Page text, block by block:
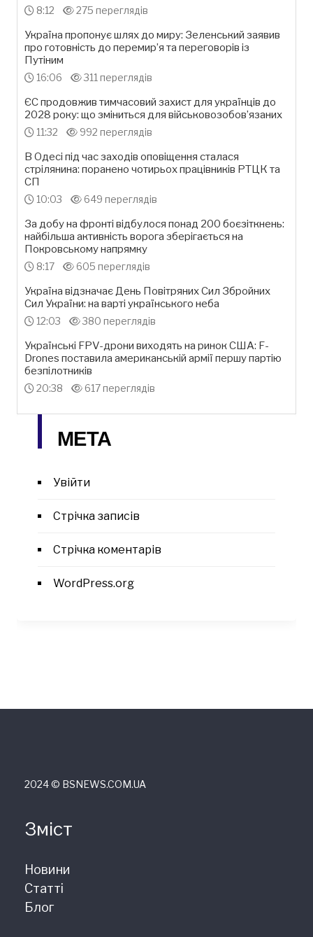
8:12 275 переглядів
Україна пропонує шлях до миру: Зеленський заявив
про готовність до перемир’я та переговорів із
Путіним
16:06 311 переглядів
ЄС продовжив тимчасовий захист для українців до
2028 року: що зміниться для військовозобов’язаних
11:32 992 переглядів
В Одесі під час заходів оповіщення сталася
стрілянина: поранено чотирьох працівників РТЦК та
СП
10:03 649 переглядів
За добу на фронті відбулося понад 200 боєзіткнень:
найбільша активність ворога зберігається на
Покровському напрямку
8:17 605 переглядів
Україна відзначає День Повітряних Сил Збройних
Сил України: на варті українського неба
12:03 380 переглядів
Українські FPV-дрони виходять на ринок США: F-
Drones поставила американській армії першу партію
безпілотників
20:38 617 переглядів
МЕТА
Увійти
Стрічка записів
Стрічка коментарів
WordPress.org
2024 © ВSNEWS.COM.UA
Зміст
Новини
Статті
Блог